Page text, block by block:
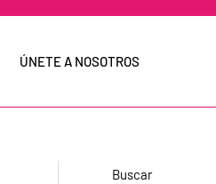
ÚNETE A NOSOTROS
Buscar